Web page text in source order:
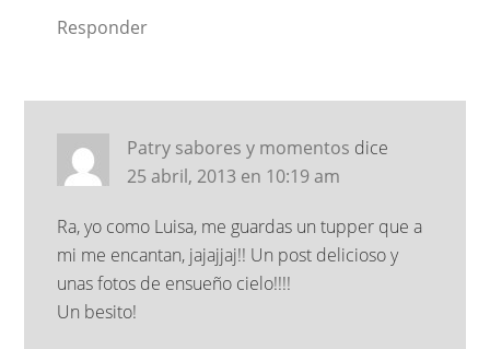
Responder
Patry sabores y momentos dice
25 abril, 2013 en 10:19 am
Ra, yo como Luisa, me guardas un tupper que a
mi me encantan, jajajjaj!! Un post delicioso y
unas fotos de ensueño cielo!!!!
Un besito!